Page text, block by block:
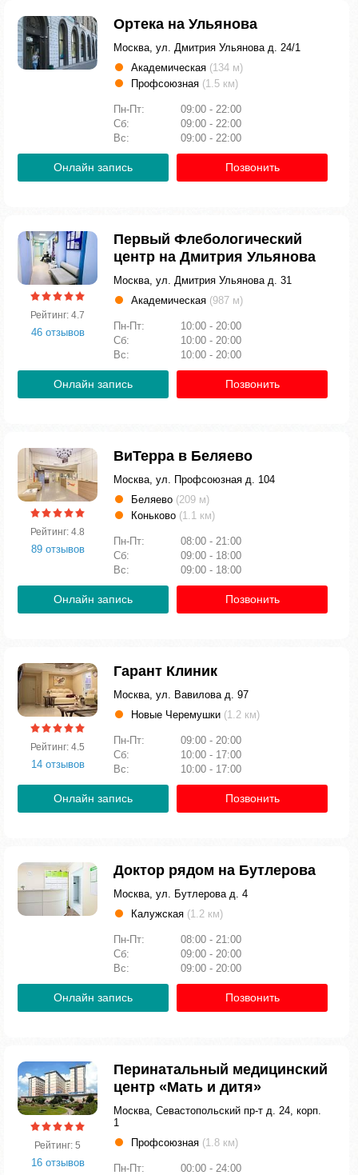
Ортека на Ульянова
Москва, ул. Дмитрия Ульянова д. 24/1
Академическая (134 м)
Профсоюзная (1.5 км)
Пн-Пт:
09:00 - 22:00
Сб:
09:00 - 22:00
Вс:
09:00 - 22:00
Онлайн запись Позвонить
Рейтинг: 4.7
46 отзывов
Первый Флебологический
центр на Дмитрия Ульянова
Москва, ул. Дмитрия Ульянова д. 31
Академическая (987 м)
Пн-Пт:
10:00 - 20:00
Сб:
10:00 - 20:00
Вс:
10:00 - 20:00
Онлайн запись Позвонить
Рейтинг: 4.8
89 отзывов
ВиТерра в Беляево
Москва, ул. Профсоюзная д. 104
Беляево (209 м)
Коньково (1.1 км)
Пн-Пт:
08:00 - 21:00
Сб:
09:00 - 18:00
Вс:
09:00 - 18:00
Онлайн запись Позвонить
Рейтинг: 4.5
14 отзывов
Гарант Клиник
Москва, ул. Вавилова д. 97
Новые Черемушки (1.2 км)
Пн-Пт:
09:00 - 20:00
Сб:
10:00 - 17:00
Вс:
10:00 - 17:00
Онлайн запись Позвонить
Доктор рядом на Бутлерова
Москва, ул. Бутлерова д. 4
Калужская (1.2 км)
Пн-Пт:
08:00 - 21:00
Сб:
09:00 - 20:00
Вс:
09:00 - 20:00
Онлайн запись Позвонить
Рейтинг: 5
16 отзывов
Перинатальный медицинский
центр «Мать и дитя»
Москва, Севастопольский пр-т д. 24, корп.
1
Профсоюзная (1.8 км)
Пн-Пт:
00:00 - 24:00